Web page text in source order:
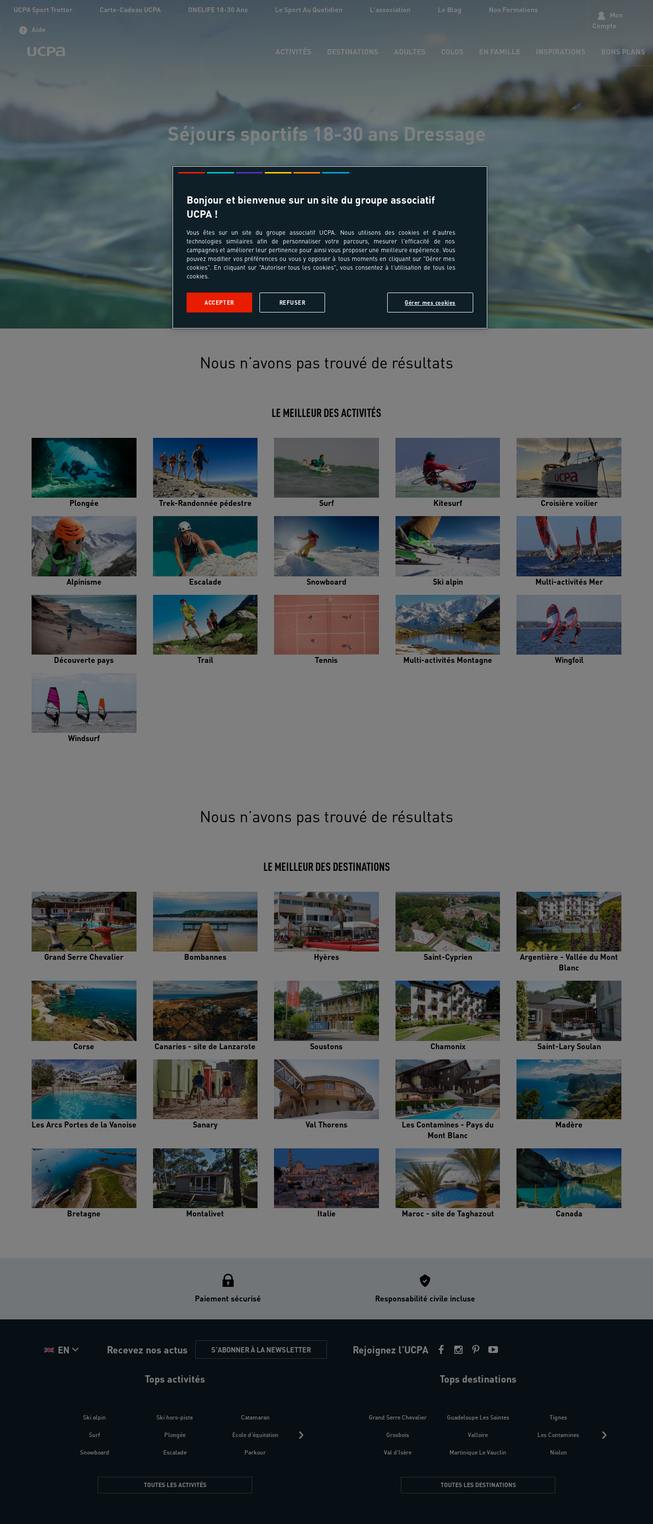
UCPA Sport Trotter Carte-Cadeau UCPA ONELIFE 18-30 Ans Le Sport Au Quotidien L'association Le Blog Nos Formations
Aide
Mon
Compte
ACTIVITÉS DESTINATIONS ADULTES COLOS EN FAMILLE INSPIRATIONS BONS PLANS
Séjours sportifs 18-30 ans Dressage
Nous n’avons pas trouvé de résultats
LE MEILLEUR DES ACTIVITÉS
Plongée Trek-Randonnée pédestre Surf Kitesurf Croisière voilier
Alpinisme Escalade Snowboard Ski alpin Multi-activités Mer
Découverte pays Trail Tennis Multi-activités Montagne Wingfoil
Windsurf
Nous n’avons pas trouvé de résultats
LE MEILLEUR DES DESTINATIONS
Grand Serre Chevalier Bombannes Hyères Saint-Cyprien
Argentière - Vallée du Mont
Blanc
Corse Canaries - site de Lanzarote Soustons Chamonix Saint-Lary Soulan
Les Arcs Portes de la Vanoise Sanary Val Thorens
Les Contamines - Pays du
Mont Blanc
Madère
Bretagne Montalivet Italie Maroc - site de Taghazout Canada
Paiement sécurisé Responsabilité civile incluse
EN Recevez nos actus S'ABONNER À LA NEWSLETTER Rejoignez l'UCPA
Tops activités
Ski alpin
Surf
Snowboard
Ski hors-piste
Plongée
Escalade
Catamaran
Ecole d'équitation
Parkour
Trek-Randonnée pédestre
Parapente
Plongée
TOUTES LES ACTIVITÉS
Tops destinations
Grand Serre Chevalier
Grosbois
Val d'Isère
Guadeloupe Les Saintes
Valloire
Martinique Le Vauclin
Tignes
Les Contamines
Niolon
TOUTES LES DESTINATIONS
Bonjour et bienvenue sur un site du groupe associatif
UCPA !
Vous êtes sur un site du groupe associatif UCPA. Nous utilisons des cookies et d'autres
technologies similaires afin de personnaliser votre parcours, mesurer l'efficacité de nos
campagnes et améliorer leur pertinence pour ainsi vous proposer une meilleure expérience. Vous
pouvez modifier vos préférences ou vous y opposer à tous moments en cliquant sur "Gérer mes
cookies". En cliquant sur "Autoriser tous les cookies", vous consentez à l'utilisation de tous les
cookies.
Gérer mes cookies
REFUSER
ACCEPTER